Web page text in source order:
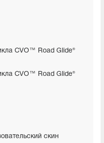
CVO™ Road Glide®
CVO™ Road Glide®
скин